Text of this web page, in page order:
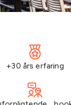
+30 års erfaring